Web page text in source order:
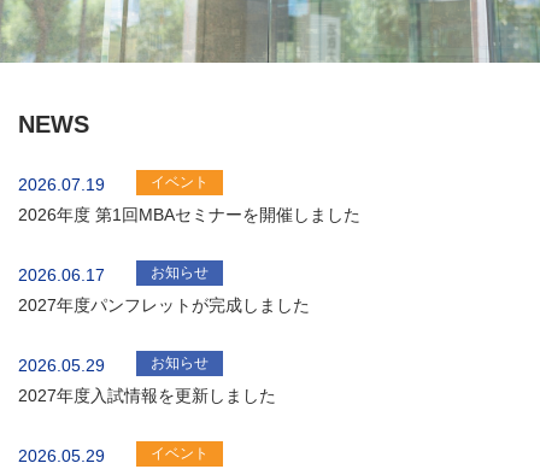
NEWS
2026.07.19 イベント
2026年度 第1回MBAセミナーを開催しました
2026.06.17 お知らせ
2027年度パンフレットが完成しました
2026.05.29 お知らせ
2027年度入試情報を更新しました
2026.05.29 イベント